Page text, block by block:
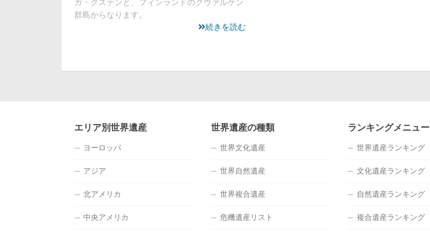
ガ・クステンと、フィンランドのクヴァルケン
群島からなります。
続きを読む
エリア別世界遺産
ヨーロッパ
アジア
北アメリカ
中央アメリカ
世界遺産の種類
世界文化遺産
世界自然遺産
世界複合遺産
危機遺産リスト
ランキングメニュー
世界遺産ランキング
文化遺産ランキング
自然遺産ランキング
複合遺産ランキング